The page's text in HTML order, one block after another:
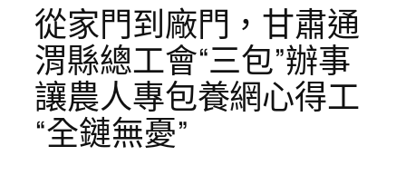
從家門到廠門，甘肅通
渭縣總工會“三包”辦事
讓農人專包養網心得工
“全鏈無憂”